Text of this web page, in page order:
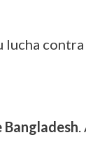
lucha
.